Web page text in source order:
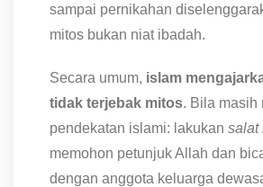
sampai pernikahan
mitos bukan niat ibadah.
Secara umum, islam
tidak terjebak mitos. Bila masih
pendekatan islami: lakukan salat
memohon petunjuk Allah dan
dengan anggota keluarga